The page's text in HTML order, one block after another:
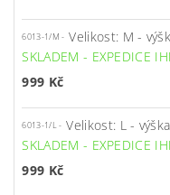
6013-1/M - Velikost: M -
SKLADEM - EXPEDICE
999 Kč
6013-1/L - Velikost: L -
SKLADEM - EXPEDICE
999 Kč